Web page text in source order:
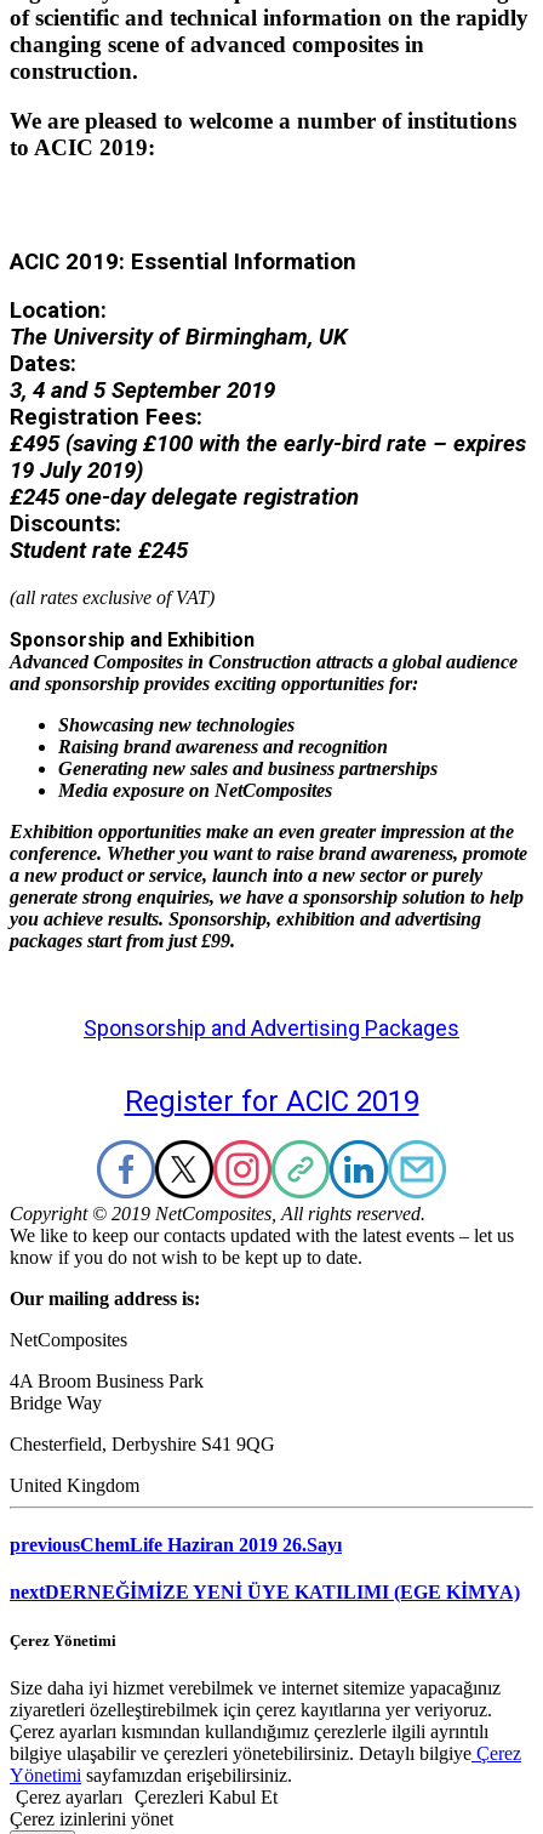
of scientific and technical information on the rapidly
changing scene of advanced composites in
construction.
We are pleased to welcome a number of institutions
to ACIC 2019:
ACIC 2019: Essential Information
Location:
The University of Birmingham, UK
Dates:
3, 4 and 5 September 2019
Registration Fees:
£495 (saving £100 with the early-bird rate – expires
19 July 2019)
£245 one-day delegate registration
Discounts:
Student rate £245
(all rates exclusive of VAT)
Sponsorship and Exhibition
Advanced Composites in Construction attracts a global audience
and sponsorship provides exciting opportunities for:
Showcasing new technologies
Raising brand awareness and recognition
Generating new sales and business partnerships
Media exposure on NetComposites
Exhibition opportunities make an even greater impression at the
conference. Whether you want to raise brand awareness, promote
a new product or service, launch into a new sector or purely
generate strong enquiries, we have a sponsorship solution to help
you achieve results. Sponsorship, exhibition and advertising
packages start from just £99.
Sponsorship and Advertising Packages
Register for ACIC 2019
Copyright © 2019 NetComposites, All rights reserved.
We like to keep our contacts updated with the latest events – let us
know if you do not wish to be kept up to date.
Our mailing address is:
NetComposites
4A Broom Business Park
Bridge Way
Chesterfield, Derbyshire S41 9QG
United Kingdom
previousChemLife Haziran 2019 26.Sayı
nextDERNEĞİMİZE YENİ ÜYE KATILIMI (EGE KİMYA)
Çerez Yönetimi
Size daha iyi hizmet verebilmek ve internet sitemize yapacağınız
ziyaretleri özelleştirebilmek için çerez kayıtlarına yer veriyoruz.
Çerez ayarları kısmından kullandığımız çerezlerle ilgili ayrıntılı
bilgiye ulaşabilir ve çerezleri yönetebilirsiniz. Detaylı bilgiye Çerez
Yönetimi sayfamızdan erişebilirsiniz.
Çerez ayarları
Çerezleri Kabul Et
Çerez izinlerini yönet